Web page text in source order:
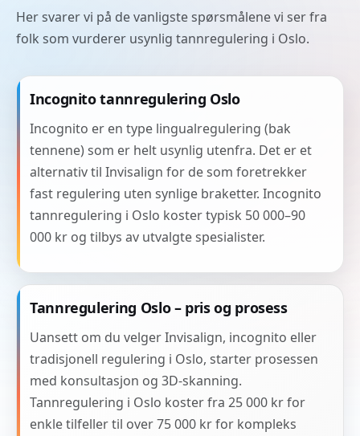
Her svarer vi på de vanligste spørsmålene vi ser fra
folk som vurderer usynlig tannregulering i Oslo.
Incognito tannregulering Oslo
Incognito er en type lingualregulering (bak
tennene) som er helt usynlig utenfra. Det er et
alternativ til Invisalign for de som foretrekker
fast regulering uten synlige braketter. Incognito
tannregulering i Oslo koster typisk 50 000–90
000 kr og tilbys av utvalgte spesialister.
Tannregulering Oslo – pris og prosess
Uansett om du velger Invisalign, incognito eller
tradisjonell regulering i Oslo, starter prosessen
med konsultasjon og 3D-skanning.
Tannregulering i Oslo koster fra 25 000 kr for
enkle tilfeller til over 75 000 kr for kompleks